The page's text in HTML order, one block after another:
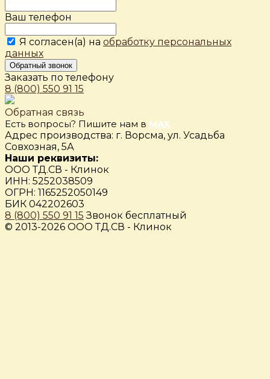
Ваш телефон
Я согласен(а) на обработку персональных
данных
Обратный звонок
Заказать по телефону
8 (800) 550 91 15
Обратная связь
Есть вопросы? Пишите нам в MAX
Адрес производства: г. Ворсма, ул. Усадьба
Совхозная, 5А
Наши реквизиты:
ООО ТД.СВ - Клинок
ИНН: 5252038509
ОГРН: 1165252050149
БИК 042202603
8 (800) 550 91 15 Звонок бесплатный
© 2013-2026 ООО ТД.СВ - Клинок